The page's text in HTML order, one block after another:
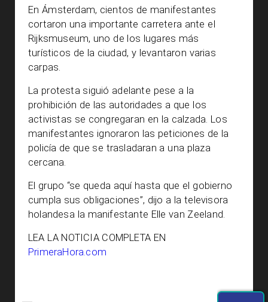
En Ámsterdam, cientos de manifestantes
cortaron una importante carretera ante el
Rijksmuseum, uno de los lugares más
turísticos de la ciudad, y levantaron varias
carpas.
La protesta siguió adelante pese a la
prohibición de las autoridades a que los
activistas se congregaran en la calzada. Los
manifestantes ignoraron las peticiones de la
policía de que se trasladaran a una plaza
cercana.
El grupo “se queda aquí hasta que el gobierno
cumpla sus obligaciones”, dijo a la televisora
holandesa la manifestante Elle van Zeeland.
LEA LA NOTICIA COMPLETA EN
PrimeraHora.com